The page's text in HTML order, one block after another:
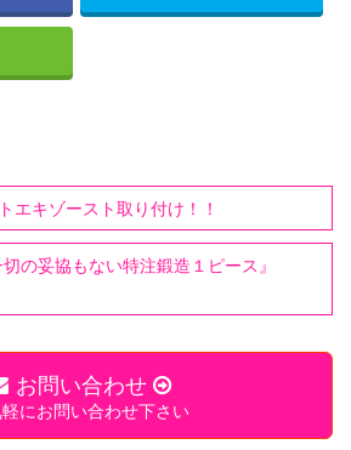
エキゾースト取り付け！！
切の妥協もない特注鍛造１ピース』
お問い合わせ
にお問い合わせ下さい